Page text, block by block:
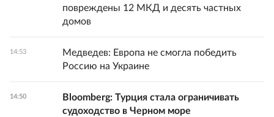
повреждены 12 МКД и десять частных
домов
14:53
Медведев: Европа не смогла победить
Россию на Украине
14:50
Bloomberg: Турция стала ограничивать
судоходство в Черном море